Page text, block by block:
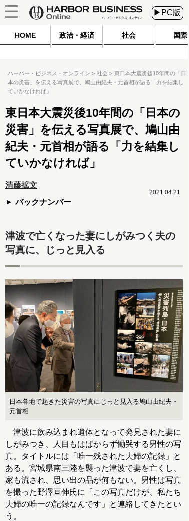
▶PC版
HOME 政治・経済 社会 国際
ハーバー・ビジネス・オンライン 社会
東日本大震災後10年間の「日
本の災害」を伝える写真展で、鳩山由紀夫・元首相が語る「力を結集し
ていかなければ」
東日本大震災後10年間の「日本の
災害」を伝える写真展で、鳩山由
紀夫・元首相が語る「力を結集し
ていかなければ」
清藤拡文
バックナンバー
2021.04.21
津波で亡くなった妻にしがみつく夫の
写真に、じっと見入る
日本各地で起きた災害の写真にじっと見入る鳩山由紀夫・
元首相
津波に飲み込まれ遺体となって発見された妻に
しがみつき、人目もはばからず慟哭する男性の写
真。タイトルには「唯一残された夫婦の記録」と
ある。宮城県南三陸を襲った津波で妻を亡くし、
家も流され、思い出の品が何もない。男性は写真
を撮った野澤亘伸氏に「この写真だけが、私たち
夫婦の唯一の記録なんです」と連絡してきたとい
う。